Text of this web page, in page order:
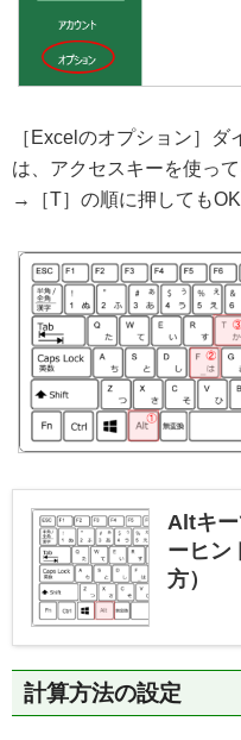
［Excelのオプション］
は、アクセスキーを使っ
→［T］の順に押してもOK
Altキー
ーヒン
方）
計算方法の設定